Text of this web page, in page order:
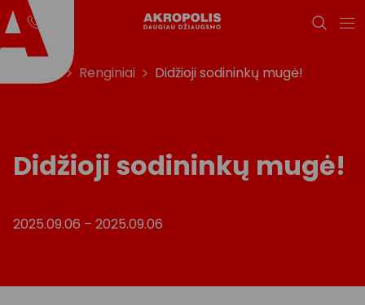
Renginiai Didžioji sodininkų mugė!
Didžioji sodininkų mugė!
2025.09.06 – 2025.09.06